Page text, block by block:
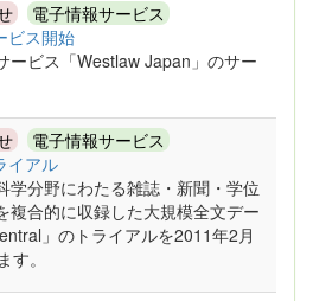
電子情報サービス
ビス開始
ービス「Westlaw Japan」のサー
電子情報サービス
イアル
学分野にわたる雑誌・新聞・学位
複合的に収録した大規模全文デー
」のトライアルを2011年2月
。